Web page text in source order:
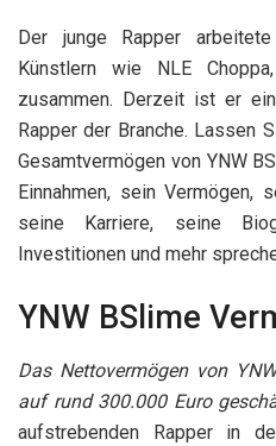
Der junge Rapper
Künstlern wie NLE
zusammen. Derzeit ist er
Rapper der Branche. Lassen
Gesamtvermögen von YNW
Einnahmen, sein Vermögen,
seine Karriere, seine
Investitionen und mehr
YNW BSlime
Das Nettovermögen von
auf rund 300.000 Euro
aufstrebenden Rapper in